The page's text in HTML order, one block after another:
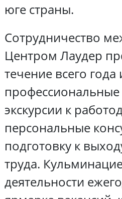
юге страны.
Сотрудничество
Центром Лаудер
течение всего
экскурсии к
персональные
подготовку к
труда.
деятельности